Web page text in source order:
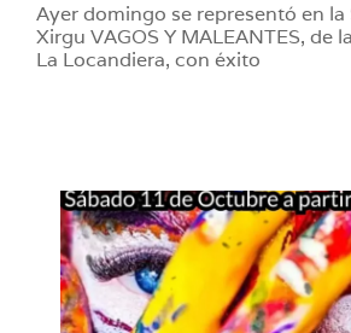
Ayer domingo se representó en la
Xirgu VAGOS Y MALEANTES, de
La Locandiera, con éxito